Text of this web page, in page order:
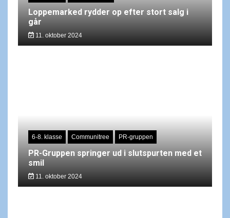
Loppemarked rydder op efter stort salg i
går
11. oktober 2024
6-8. klasse Communitree PR-gruppen
PR-Gruppen springer ud i slutspurten med et
smil
11. oktober 2024